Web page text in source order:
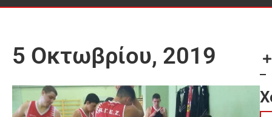
5 Οκτωβρίου, 2019